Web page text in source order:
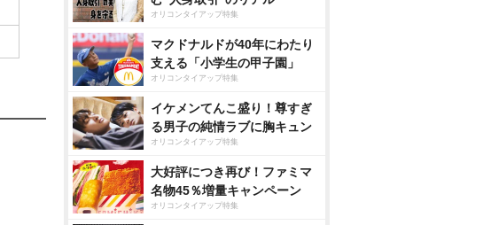
オリコンタイアップ特集
マクドナルドが40年にわたり
支える「小学生の甲子園」
オリコンタイアップ特集
イケメンてんこ盛り！尊すぎ
る男子の純情ラブに胸キュン
オリコンタイアップ特集
大好評につき再び！ファミマ
名物45％増量キャンペーン
オリコンタイアップ特集